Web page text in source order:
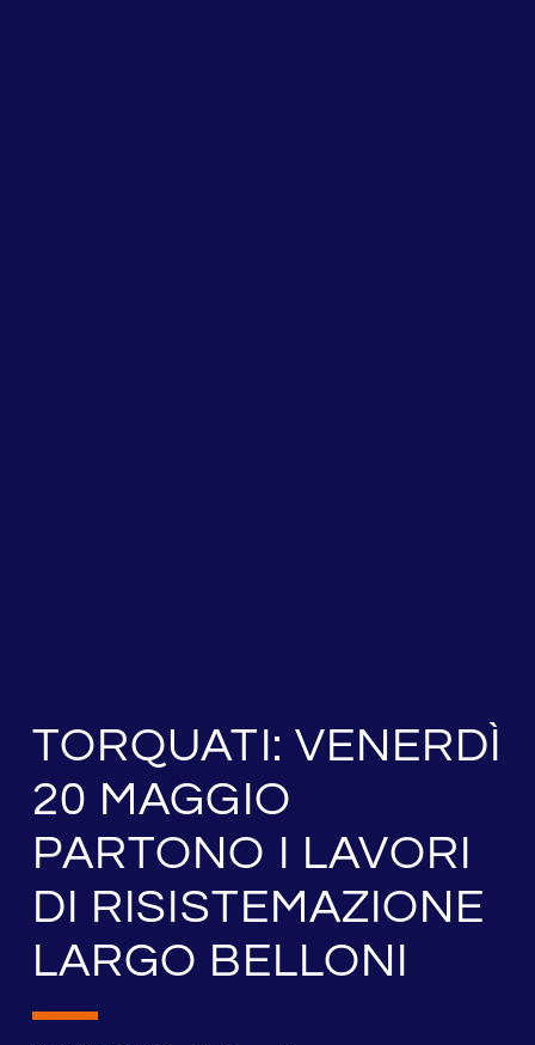
TORQUATI: VENERDÌ
20 MAGGIO
PARTONO I LAVORI
DI RISISTEMAZIONE
LARGO BELLONI